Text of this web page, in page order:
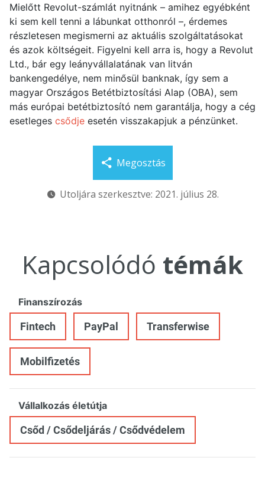
Mielőtt Revolut-számlát nyitnánk – amihez egyébként
ki sem kell tenni a lábunkat otthonról –, érdemes
részletesen megismerni az aktuális szolgáltatásokat
és azok költségeit. Figyelni kell arra is, hogy a Revolut
Ltd., bár egy leányvállalatának van litván
bankengedélye, nem minősül banknak, így sem a
magyar Országos Betétbiztosítási Alap (OBA), sem
más európai betétbiztosító nem garantálja, hogy a cég
esetleges csődje esetén visszakapjuk a pénzünket.
Megosztás
Utoljára szerkesztve: 2021. július 28.
Kapcsolódó témák
Finanszírozás
Fintech PayPal Transferwise
Mobilfizetés
Vállalkozás életútja
Csőd / Csődeljárás / Csődvédelem